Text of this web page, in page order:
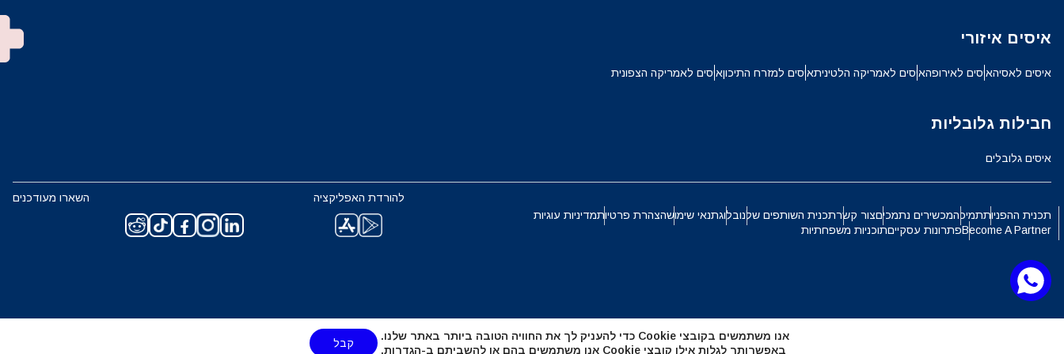
איסים איזורי
איסים לאסיהאיסים לאירופהאיסים לאמריקה הלטיניתאיסים למזרח התיכוןאיסים לאמריקה הצפונית
חבילות גלובליות
איסים גלובלים
תכנית ההפניותתמיכהמכשירים נתמכיםצור קשרתכנית השותפים שלנובלוגתנאי שימושהצהרת פרטיותמדיניות עוגיות
Become A Partnerפתרונות עסקייםתוכניות משפחתיות
להורדת האפליקציה השארו מעודכנים
简体中文
繁體中文
CAD - דולר קנדי
CHF - פרנק שוויצרי NZD - דולר ניו זילנדי
אנו משתמשים בקובצי Cookie כדי להעניק לך את החוויה הטובה ביותר באתר שלנו.
באפשרותך לגלות אילו קובצי Cookie אנו משתמשים בהם או להשביתם ב-
הגדרות.
קבל